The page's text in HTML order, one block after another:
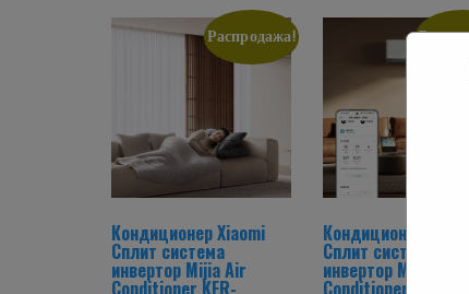
по
возрастанию
Распродажа!
Кондиционер Xiaomi
Сплит система
инвертор Mijia Air
Кондиционер Xiaomi
Сплит система
инвертор Mijia Air